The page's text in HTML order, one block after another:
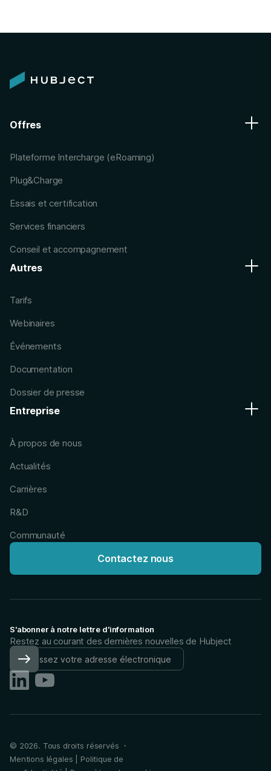
Offres
Plateforme Intercharge (eRoaming)
Plug&Charge
Essais et certification
Services financiers
Conseil et accompagnement
Autres
Tarifs
Webinaires
Événements
Documentation
Dossier de presse
Entreprise
À propos de nous
Actualités
Carrières
R&D
Communauté
Contactez nous
S'abonner à notre lettre d'information
Restez au courant des dernières nouvelles de Hubject
© 2026. Tous droits réservés ・
Mentions légales
Politique de